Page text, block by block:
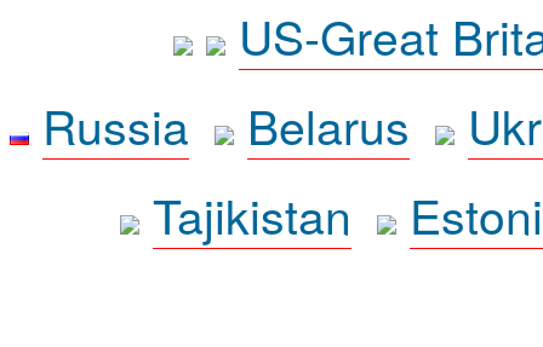
US-Great
Russia
Belarus
Tajikistan